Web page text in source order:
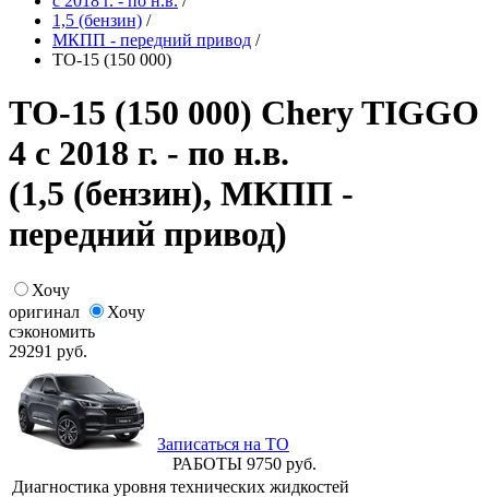
1,5 (бензин) /
МКПП - передний привод /
ТО-15 (150 000)
ТО-15 (150 000) Chery TIGGO
4 с 2018 г. - по н.в.
(1,5 (бензин), МКПП -
передний привод)
Хочу
оригинал
Хочу
сэкономить
29291 руб.
Записаться на ТО
РАБОТЫ 9750 руб.
Диагностика уровня технических жидкостей